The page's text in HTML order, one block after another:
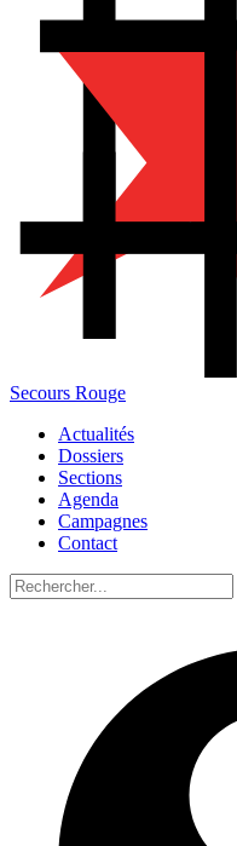
Secours Rouge
Actualités
Dossiers
Sections
Agenda
Campagnes
Contact